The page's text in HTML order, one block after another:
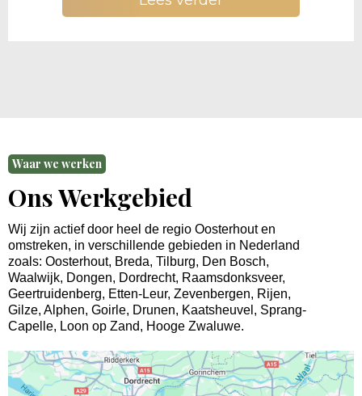
Waar we werken
Ons Werkgebied
Wij zijn actief door heel de regio Oosterhout en
omstreken, in verschillende gebieden in Nederland
zoals: Oosterhout, Breda, Tilburg, Den Bosch,
Waalwijk, Dongen, Dordrecht, Raamsdonksveer,
Geertruidenberg, Etten-Leur, Zevenbergen, Rijen,
Gilze, Alphen, Goirle, Drunen, Kaatsheuvel , Sprang-
Capelle, Loon op Zand, Hooge Zwaluwe.